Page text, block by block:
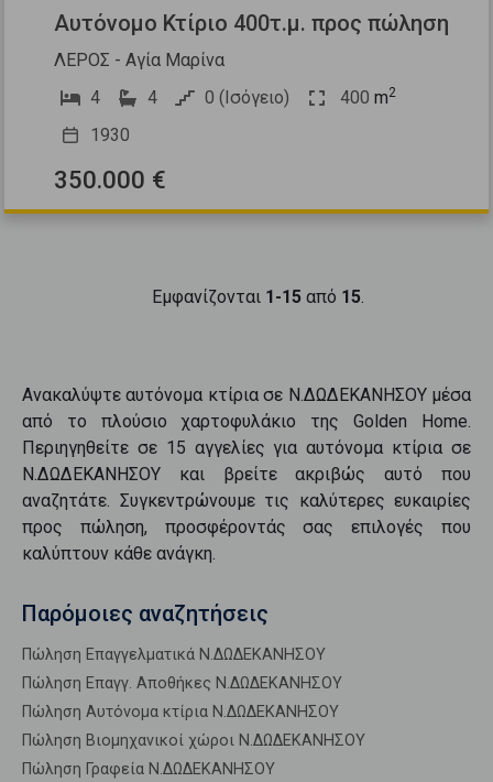
Αυτόνομο Κτίριο 400τ.μ. προς πώληση
ΛΕΡΟΣ - Αγία Μαρίνα
4
4 0 (Ισόγειο) 400 m2
1930
350.000 €
Εμφανίζονται 1-15από 15.
Ανακαλύψτεαυτόνομα κτίριασε Ν.ΔΩΔΕΚΑΝΗΣΟΥμέσα
από το πλούσιο χαρτοφυλάκιο της Golden Home.
Περιηγηθείτε σε 15 αγγελίες γιααυτόνομα κτίρια σε
Ν.ΔΩΔΕΚΑΝΗΣΟΥ και βρείτε ακριβώς αυτό που
αναζητάτε. Συγκεντρώνουμε τις καλύτερες ευκαιρίες
προς πώληση, προσφέροντάς σας επιλογές που
καλύπτουν κάθε ανάγκη.
Παρόμοιες αναζητήσεις
Πώληση Επαγγελματικά Ν.ΔΩΔΕΚΑΝΗΣΟΥ
Πώληση Επαγγ. Αποθήκες Ν.ΔΩΔΕΚΑΝΗΣΟΥ
Πώληση Αυτόνομα κτίρια Ν.ΔΩΔΕΚΑΝΗΣΟΥ
Πώληση Βιομηχανικοί χώροι Ν.ΔΩΔΕΚΑΝΗΣΟΥ
Πώληση Γραφεία Ν.ΔΩΔΕΚΑΝΗΣΟΥ